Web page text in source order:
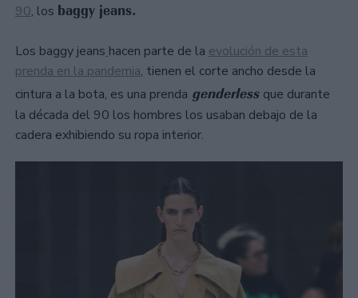
90, los baggy jeans.
Los baggy jeans hacen parte de la evolución de esta
prenda en la pandemia, tienen el corte ancho desde la
cintura a la bota, es una prenda genderless que durante
la década del 90 los hombres los usaban debajo de la
cadera exhibiendo su ropa interior.